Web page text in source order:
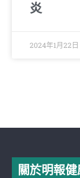
炎
2024年1月22日
關於明報健